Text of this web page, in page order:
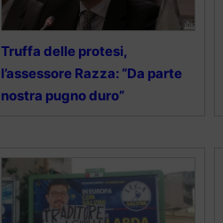
Truffa delle protesi,
l’assessore Razza: “Da parte
nostra pugno duro”